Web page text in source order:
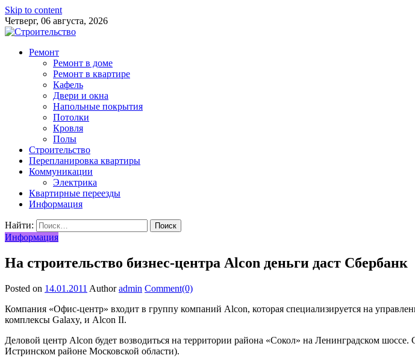
Skip to content
Четверг, 06 августа, 2026
Ремонт
Ремонт в доме
Ремонт в квартире
Кафель
Двери и окна
Напольные покрытия
Потолки
Кровля
Полы
Строительство
Перепланировка квартиры
Коммуникации
Электрика
Квартирные переезды
Информация
Найти:
Информация
На строительство бизнес-центра Alcon деньги даст Сбербанк
Posted on 14.01.2011 Author admin Comment(0)
Компания «Офис-центр» входит в группу компаний Alcon, которая специализируется на
комплексы Galaxy, и Alcon II.
Деловой центр Alcon будет возводиться на территории района «Сокол» на Ленинградском шоссе.
Истринском районе Московской области).